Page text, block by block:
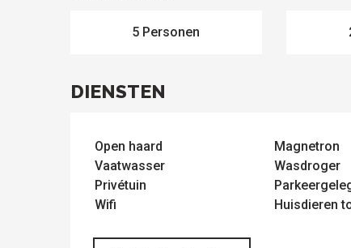
Alle
activiteiten
5 Personen
DIENSTEN
Open haard Magnetron
Vaatwasser
Wasdroger
Privétuin
Wifi
Huisdieren